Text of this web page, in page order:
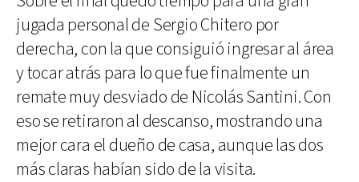
jugada personal de Sergio Chitero por
derecha, con la que consiguió ingresar al área
y tocar atrás para lo que fue finalmente un
remate muy desviado de Nicolás Santini. Con
eso se retiraron al descanso, mostrando una
mejor cara el dueño de casa, aunque las dos
más claras habían sido de la visita.